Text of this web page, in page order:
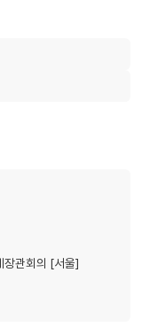
관회의 [서울]